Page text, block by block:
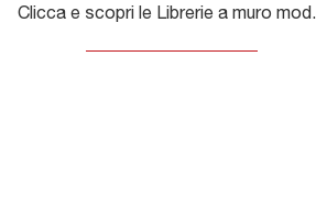
Clicca e scopri le